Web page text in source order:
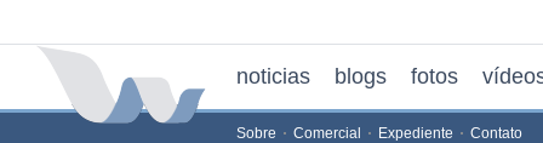
noticias blogs fotos
Sobre Comercial Expediente Contato